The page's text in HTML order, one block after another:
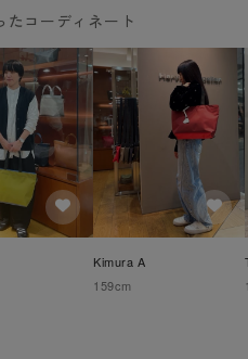
たコーディネート
Kimura A
159cm